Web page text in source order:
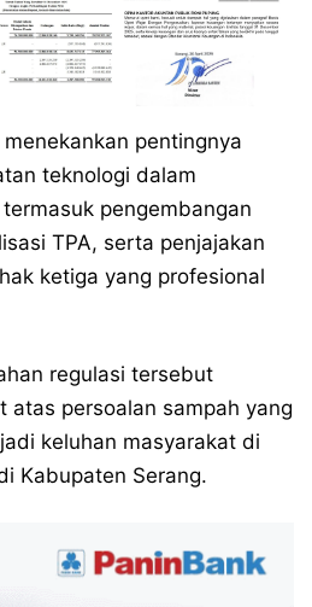
pentingnya
teknologi dalam
pengembangan
TPA, serta penjajakan
ketiga yang profesional
regulasi tersebut
atas persoalan sampah yang
keluhan masyarakat di
Kabupaten Serang.